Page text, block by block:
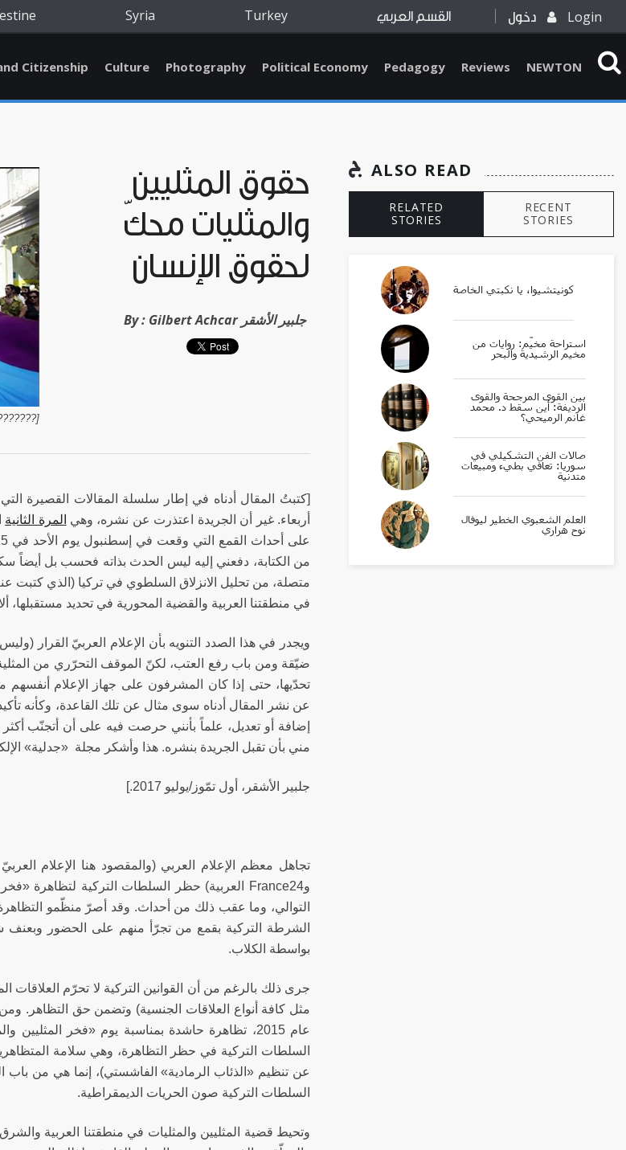
Syria Turkey القسم العربي دخول Login
Citizenship Culture Photography Political Economy Pedagogy Reviews NEWTON
2008]
حقوق المثليين
والمثليات محكّ
لحقوق الإنسان
By : Gilbert Achcar جلبير الأشقر
[كتبتُ المقال أدناه في إطار سلسلة المقالات القصيرة
أربعاء. غير أن الجريدة اعتذرت عن نشره، وهي المرة الثانية
من الكتابة، دفعني إليه ليس الحدث بذاته فحسب بل أيضاً
متصلة، من تحليل الانزلاق السلطوي في تركيا (الذي كتبت
في منطقتنا العربية والقضية المحورية في تحديد مستقبلها،
ويجدر في هذا الصدد التنويه بأن الإعلام العربيّ القرار
ضيّقة ومن باب رفع العتب، لكنّ الموقف التحرّري من
تحدّيها، حتى إذا كان المشرفون على جهاز الإعلام
عن نشر المقال أدناه سوى مثال عن تلك القاعدة، وكأنه
إضافة أو تعديل، علماً بأنني حرصت فيه على أن أتجنّب أكثر
مني بأن تقبل الجريدة بنشره. هذا وأشكر مجلة «جدلية»
جلبير الأشقر، أول تمّوز/يوليو 2017.]
التوالي، وما عقب ذلك من أحداث. وقد أصرّ منظّمو
الشرطة التركية بقمع من تجرّأ منهم على الحضور
بواسطة الكلاب.
جرى ذلك بالرغم من أن القوانين التركية لا تحرّم العلاقات
مثل كافة أنواع العلاقات الجنسية) وتضمن حق التظاهر.
عام 2015، تظاهرة حاشدة بمناسبة يوم «فخر
السلطات التركية في حظر التظاهرة، وهي سلامة
عن تنظيم «الذئاب الرمادية» الفاشستي)، إنما هي من باب
السلطات التركية صون الحريات الديمقراطية.
وتحيط قضية المثليين والمثليات في منطقتنا العربية
ALSO READ
RELATED
STORIES
RECENT
STORIES
كونيتشيوا، يا نكبتي الخاصة
استراحة مخيّم: روايات من
مخيم الرشيدية والبحر
بين القوى المرجحة والقوى
الرديفة: أين سقط د. محمد
غانم الرميحي؟
صالات الفن التشكيلي في
سوريا: تعافي بطيء ومبيعات
متدنية
العلم الشعبوي الخطير ليوفال
نوح هراري